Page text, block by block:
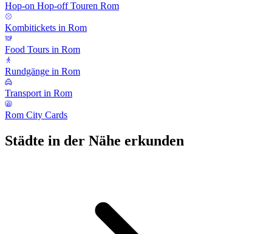
Hop-on Hop-off Touren Rom
Kombitickets in Rom
Food Tours in Rom
Rundgänge in Rom
Transport in Rom
Rom City Cards
Städte in der Nähe erkunden